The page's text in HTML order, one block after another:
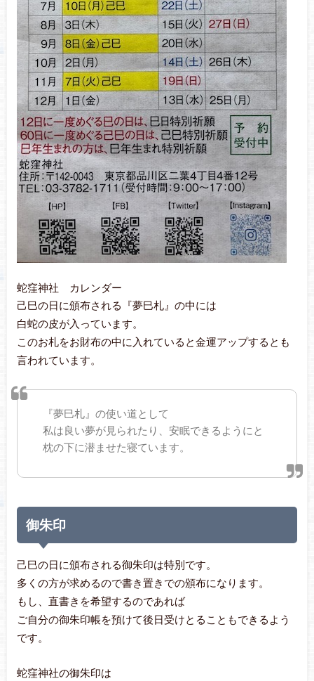
蛇窪神社 カレンダー
己巳の日に頒布される『夢巳札』の中には
白蛇の皮が入っています。
このお札をお財布の中に入れていると金運アップするとも
言われています。
『夢巳札』の使い道として
私は良い夢が見られたり、安眠できるようにと
枕の下に潜ませた寝ています。
御朱印
己巳の日に頒布される御朱印は特別です。
多くの方が求めるので書き置きでの頒布になります。
もし、直書きを希望するのであれば
ご自分の御朱印帳を預けて後日受けとることもできるよう
です。
蛇窪神社の御朱印は